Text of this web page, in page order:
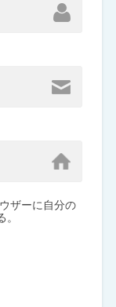
ザーに自分の